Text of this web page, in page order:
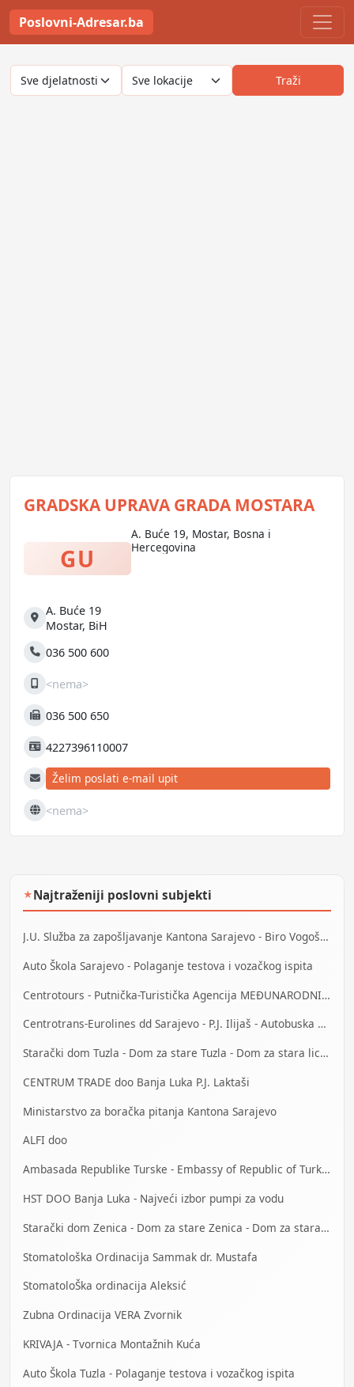
Poslovni-Adresar.ba
Traži
GRADSKA UPRAVA GRADA MOSTARA
GU
A. Buće 19, Mostar, Bosna i
Hercegovina
Adresa
A. Buće 19
Mostar, BiH
Telefon036 500 600
Mobilni<nema>
Fax 036 500 650
JIB 4227396110007
E-mailŽelim poslati e-mail upit
Web <nema>
★Najtraženiji poslovni subjekti
J.U. Služba za zapošljavanje Kantona Sarajevo - Biro Vogošća
Auto Škola Sarajevo - Polaganje testova i vozačkog ispita
Centrotours - Putnička-Turistička Agencija MEĐUNARODNI AERODROM Sarajevo
Centrotrans-Eurolines dd Sarajevo - P.J. Ilijaš - Autobuska stanica
Starački dom Tuzla - Dom za stare Tuzla - Dom za stara lica Tuzla
CENTRUM TRADE doo Banja Luka P.J. Laktaši
Ministarstvo za boračka pitanja Kantona Sarajevo
ALFI doo
Ambasada Republike Turske - Embassy of Republic of Turkey
HST DOO Banja Luka - Najveći izbor pumpi za vodu
Starački dom Zenica - Dom za stare Zenica - Dom za stara lica Zenica
Stomatološka Ordinacija Sammak dr. Mustafa
StomatoloŠka ordinacija Aleksić
Zubna Ordinacija VERA Zvornik
KRIVAJA - Tvornica Montažnih Kuća
Auto Škola Tuzla - Polaganje testova i vozačkog ispita